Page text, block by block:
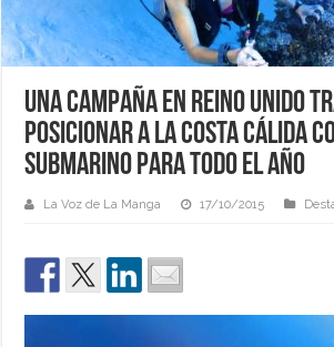
Una campaña en Reino Unido
posicionar a la Costa Cálida
submarino para todo el año
La Voz de La Manga 17/10/2015